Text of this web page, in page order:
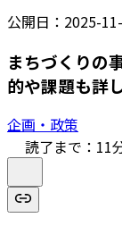
公開日： 2025-
まちづくりの
的や課題も詳
企画・政策
読了まで： 11